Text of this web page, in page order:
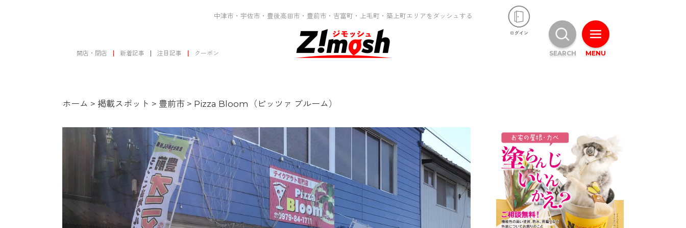
中津市・宇佐市・豊後高田市・豊前市・吉富町・上毛町・築上町エリアをダッシュする
開店・閉店 新着記事 注目記事 クーポン
ホーム > 掲載スポット > 豊前市 > Pizza Bloom（ピッツァ ブルーム）
MENU
SEARCH